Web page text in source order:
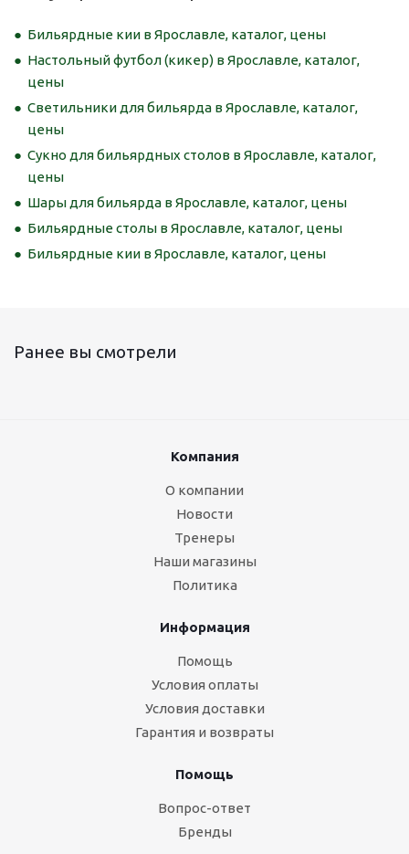
Бильярдные кии в Ярославле, каталог, цены
Настольный футбол (кикер) в Ярославле, каталог,
цены
Светильники для бильярда в Ярославле, каталог,
цены
Сукно для бильярдных столов в Ярославле, каталог,
цены
Шары для бильярда в Ярославле, каталог, цены
Бильярдные столы в Ярославле, каталог, цены
Бильярдные кии в Ярославле, каталог, цены
Ранее вы смотрели
Компания
О компании
Новости
Тренеры
Наши магазины
Политика
Информация
Помощь
Условия оплаты
Условия доставки
Гарантия и возвраты
Помощь
Вопрос-ответ
Бренды